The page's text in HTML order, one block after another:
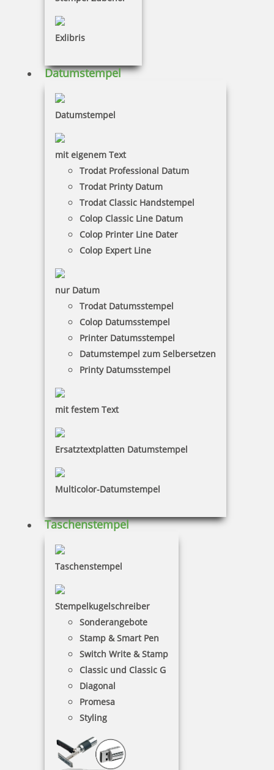
Exlibris
Datumstempel
Datumstempel
mit eigenem Text
Trodat Professional Datum
Trodat Printy Datum
Trodat Classic Handstempel
Colop Classic Line Datum
Colop Printer Line Dater
Colop Expert Line
nur Datum
Trodat Datumsstempel
Colop Datumsstempel
Printer Datumsstempel
Datumstempel zum Selbersetzen
Printy Datumsstempel
mit festem Text
Ersatztextplatten Datumstempel
Multicolor-Datumstempel
Taschenstempel
Taschenstempel
Stempelkugelschreiber
Sonderangebote
Stamp & Smart Pen
Switch Write & Stamp
Classic und Classic G
Diagonal
Promesa
Styling